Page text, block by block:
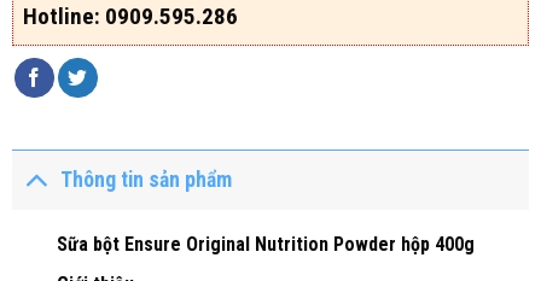
Hotline: 0909.595.286
Thông tin sản phẩm
Sữa bột Ensure Original Nutrition Powder hộp 400g